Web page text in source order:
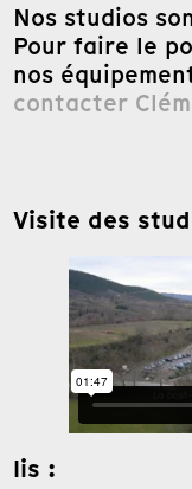
Nos studios
Pour faire le
nos
contacter
Visite des
lis :